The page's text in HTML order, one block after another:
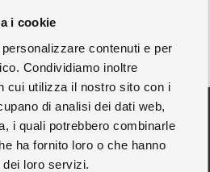
i cookie
contenuti e per
Condividiamo inoltre
cui utilizza il nostro sito con i
di analisi dei dati web,
i quali potrebbero combinarle
ha fornito loro o che hanno
loro servizi.